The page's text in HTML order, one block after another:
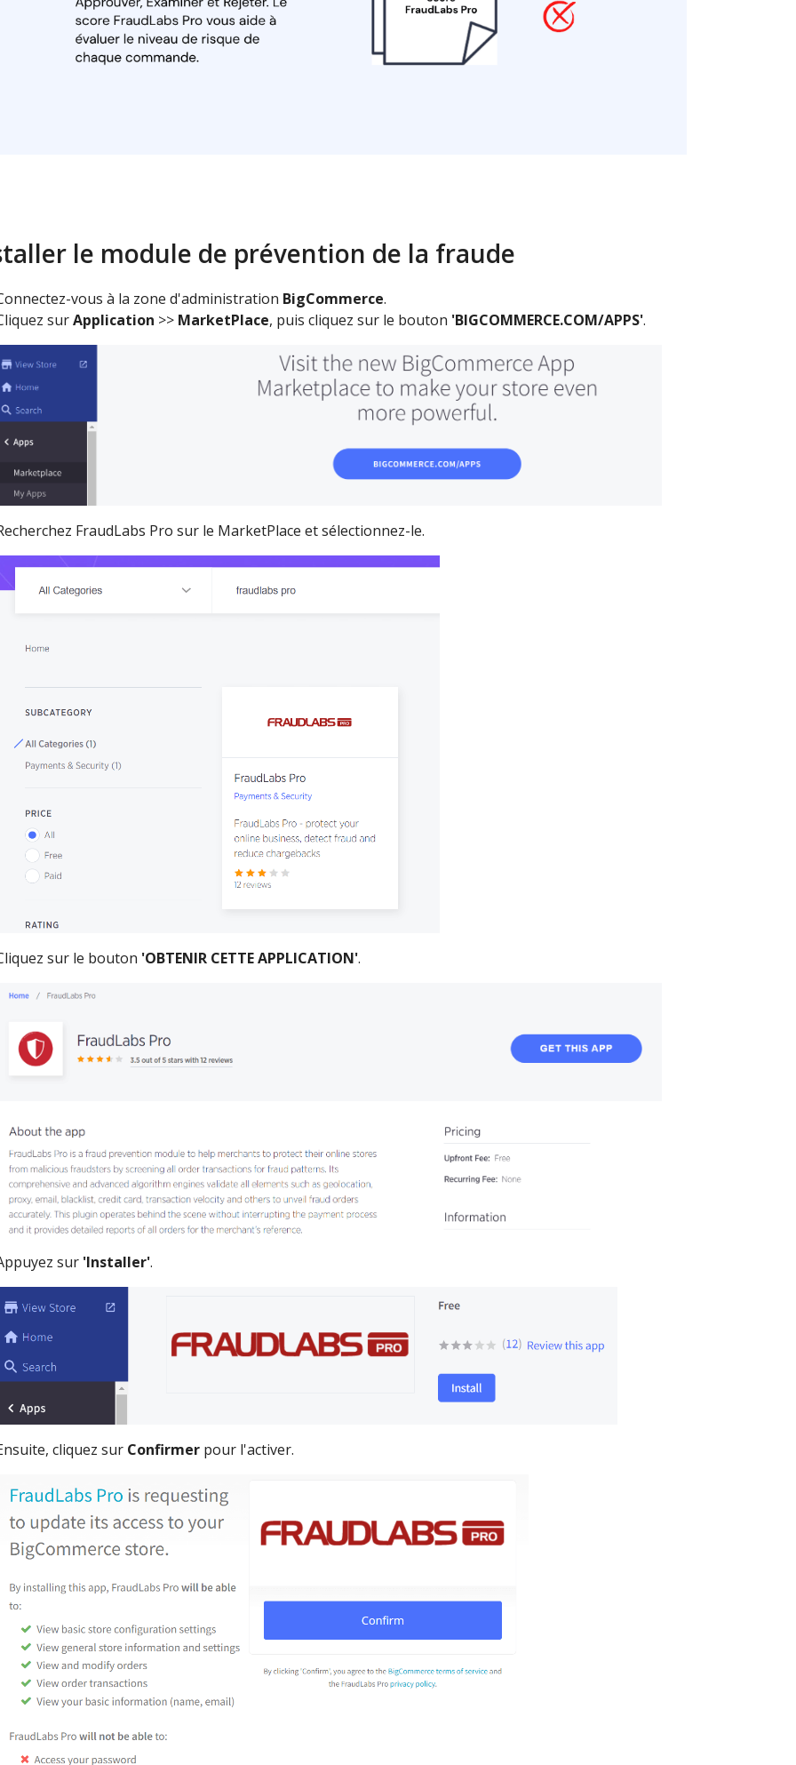
le module de prévention de la fraude
vous à la zone d'administration BigCommerce.
surApplication >> MarketPlace, puis cliquez sur le bouton 'BIGCOMMERCE.COM/APPS'.
FraudLabs Pro sur le MarketPlace et sélectionnez-le.
sur le bouton 'OBTENIR CETTE APPLICATION'.
sur 'Installer'.
cliquez sur Confirmer pour l'activer.